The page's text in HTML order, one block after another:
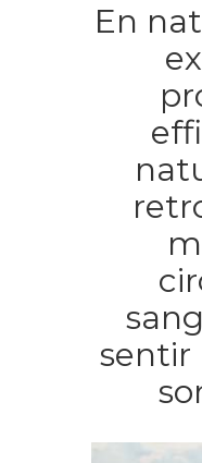
En
sentir